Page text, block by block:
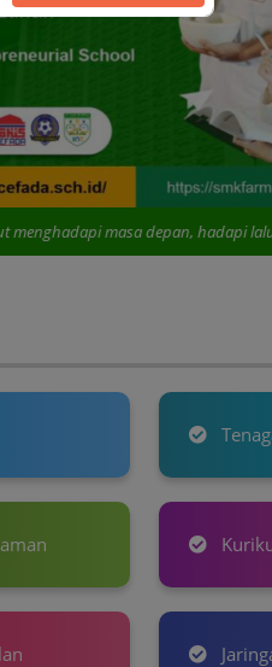
depan, hadapi lalu